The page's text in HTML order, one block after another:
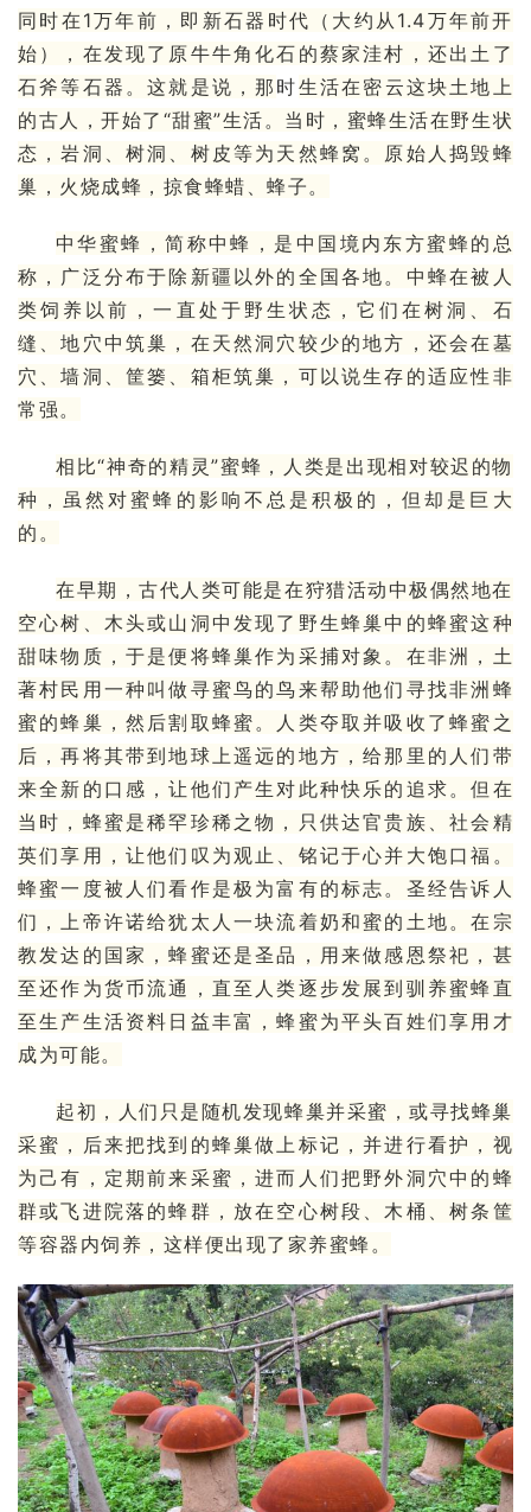
同时在1万年前，即新石器时代（大约从1.4万年前开
始），在发现了原牛牛角化石的蔡家洼村，还出土了
石斧等石器。这就是说，那 时生活在密云这块土地上
的古人，开始了“甜蜜”生活。当时，蜜蜂生活在野生状
态，岩洞、树洞、树皮等为天然蜂窝。原始人捣毁蜂
巢，火烧成蜂，掠食蜂蜡 、蜂子。
中华蜜蜂，简称中蜂 ，是中国境内 东方蜜蜂的总
称，广泛分布于除新疆以外的全国各地。中蜂在被人
类饲养以前，一直处于野生状态，它们在树洞、石
缝、地穴中筑巢，在天然洞穴较少的地方，还会在墓
穴、墙洞、筐篓、箱柜筑巢，可以说生存的适应性非
常强。
相比“神奇的精灵”蜜蜂，人类是出现相对较迟的物
种，虽然对蜜蜂的影响不总是积极的，但却是巨大
的。
在早期，古代人类可能是在狩猎活动中极偶然地在
空心树
、木头或山洞中发现了野生蜂巢中的蜂蜜这种
甜味物质，于是便将蜂巢作为采捕对象。在非洲，土
著村民用一种叫做寻蜜鸟的鸟来帮助他们寻找非洲蜂
蜜的蜂巢，然后割取蜂蜜。人类夺取并吸收了蜂蜜之
后，再将其带到地球上遥远的地方，给那里的人们带
来全新的口感，让他们产生对此种快乐的追求。但在
当时，蜂蜜是稀罕珍稀之物，只供达官贵族、社会精
英们享用，让他们叹为观止、铭记于心并大饱口福。
蜂蜜一度被人们看作是极为富有的标志。圣经告诉人
们，上帝许诺给犹太人一块流着奶和蜜的土地。在宗
教发达的国家，蜂蜜还是圣品，用来做感恩祭祀，甚
至还作为货币流通 ，直至人类逐步发展到驯养蜜蜂直
至生产生活资料日益丰富，蜂蜜为平头百姓们享用才
成为可能。
起初，人们只是随机发现蜂巢并采蜜，或寻找蜂巢
采蜜，后来把找到的蜂巢做上标记，并进行看护，视
为己有，定期前来采蜜，进而人们把野外洞穴中的蜂
群或飞进院落的蜂群，放在空心树段、木桶、树条筐
等容器内饲养，这样便出现了家养蜜蜂。